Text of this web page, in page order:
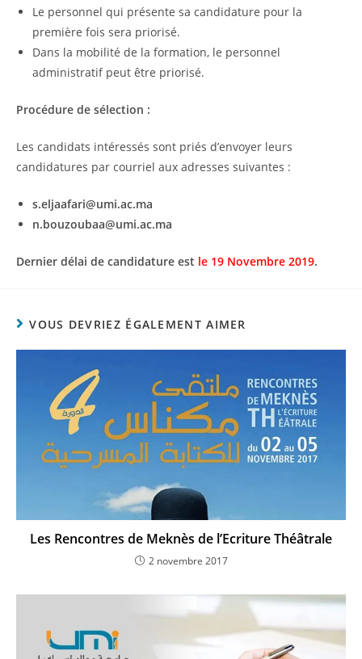
Le personnel qui présente sa candidature pour la
première fois sera priorisé.
Dans la mobilité de la formation, le personnel
administratif peut être priorisé.
Procédure de sélection :
Les candidats intéressés sont priés d’envoyer leurs
candidatures par courriel aux adresses suivantes :
s.eljaafari@umi.ac.ma
n.bouzoubaa@umi.ac.ma
Dernier délai de candidature est le 19 Novembre 2019.
VOUS DEVRIEZ ÉGALEMENT AIMER
Les Rencontres de Meknès de l’Ecriture Théâtrale
2 novembre 2017